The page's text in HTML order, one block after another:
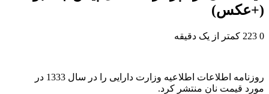
(+عکس)
0 کمتر از یک دقیقه
روزنامه اطلاعات اطلاعیه وزارت دارایی را در سال 1333 در
مورد قیمت نان منتشر کرد.